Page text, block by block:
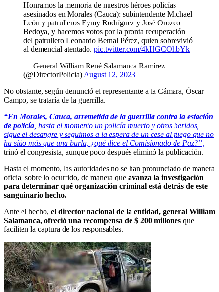
Honramos la memoria de nuestros héroes policías
asesinados en Morales (Cauca): subintendente Michael
León y patrulleros Eymy Rodríguez y José Orozco
Bedoya, y hacemos votos por la pronta recuperación
del patrullero Leonardo Bernal Pérez, quien sobrevivió
al demencial atentado. pic.twitter.com/4kHGCOhbYk
— General William René Salamanca Ramírez
(@DirectorPolicia) August 12, 2023
No obstante, según denunció el representante a la Cámara, Óscar
Campo, se trataría de la guerrilla.
“En Morales, Cauca, arremetida de la guerrilla contra la estación
de policía , hasta el momento un policía muerto y otros heridos,
sigue el desangre y seguimos a la espera de un cese al fuego que no
ha sido más que una burla, ¿qué dice el Comisionado de Paz?”,
trinó el congresista, aunque poco después eliminó la publicación.
Hasta el momento, las autoridades no se han pronunciado de manera
oficial sobre lo ocurrido, de manera que avanza la investigación
para determinar qué organización criminal está detrás de este
sanguinario hecho.
Ante el hecho, el director nacional de la entidad, general William
Salamanca, ofreció una recompensa de $ 200 millones que
faciliten la captura de los responsables.